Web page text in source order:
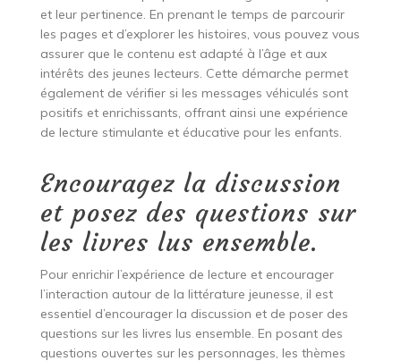
et leur pertinence. En prenant le temps de parcourir
les pages et d’explorer les histoires, vous pouvez vous
assurer que le contenu est adapté à l’âge et aux
intérêts des jeunes lecteurs. Cette démarche permet
également de vérifier si les messages véhiculés sont
positifs et enrichissants, offrant ainsi une expérience
de lecture stimulante et éducative pour les enfants.
Encouragez la discussion
et posez des questions sur
les livres lus ensemble.
Pour enrichir l’expérience de lecture et encourager
l’interaction autour de la littérature jeunesse, il est
essentiel d’encourager la discussion et de poser des
questions sur les livres lus ensemble. En posant des
questions ouvertes sur les personnages, les thèmes